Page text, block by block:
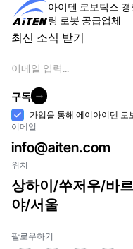
아이텐 로보틱스
링 로봇 공급업체
최신 소식 받기
메
일
구독
구독
수
락
가입을 통해 에이아이텐 로
이메일
info@aiten.com
위치
상하이/쑤저우/바
야/서울
팔로우하기